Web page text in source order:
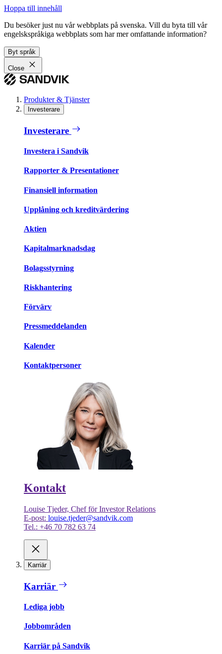
Hoppa till innehåll
Du besöker just nu vår webbplats på svenska. Vill du byta till vår
engelskspråkiga webbplats som har mer omfattande information?
Byt språk
Close
Produkter & Tjänster
Investerare
Investerare
Investera i Sandvik
Rapporter & Presentationer
Finansiell information
Upplåning och kreditvärdering
Aktien
Kapitalmarknadsdag
Bolagsstyrning
Riskhantering
Förvärv
Pressmeddelanden
Kalender
Kontaktpersoner
Kontakt
Louise Tjeder, Chef för Investor Relations
E-post: louise.tjeder@sandvik.com
Tel.: +46 70 782 63 74
Karriär
Karriär
Lediga jobb
Jobbområden
Karriär på Sandvik